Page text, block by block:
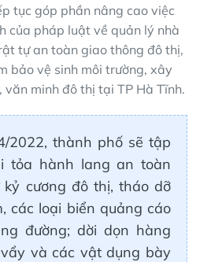
tục góp phần nâng cao việc
của pháp luật về quản lý nhà
tự an toàn giao thông đô thị,
bảo vệ sinh môi trường, xây
minh đô thị tại TP Hà Tĩnh.
2022, thành phố sẽ tập
tỏa hành lang an toàn
cương đô thị, tháo dỡ
các loại biển quảng cáo
đường; dời dọn hàng
và các vật dụng bày